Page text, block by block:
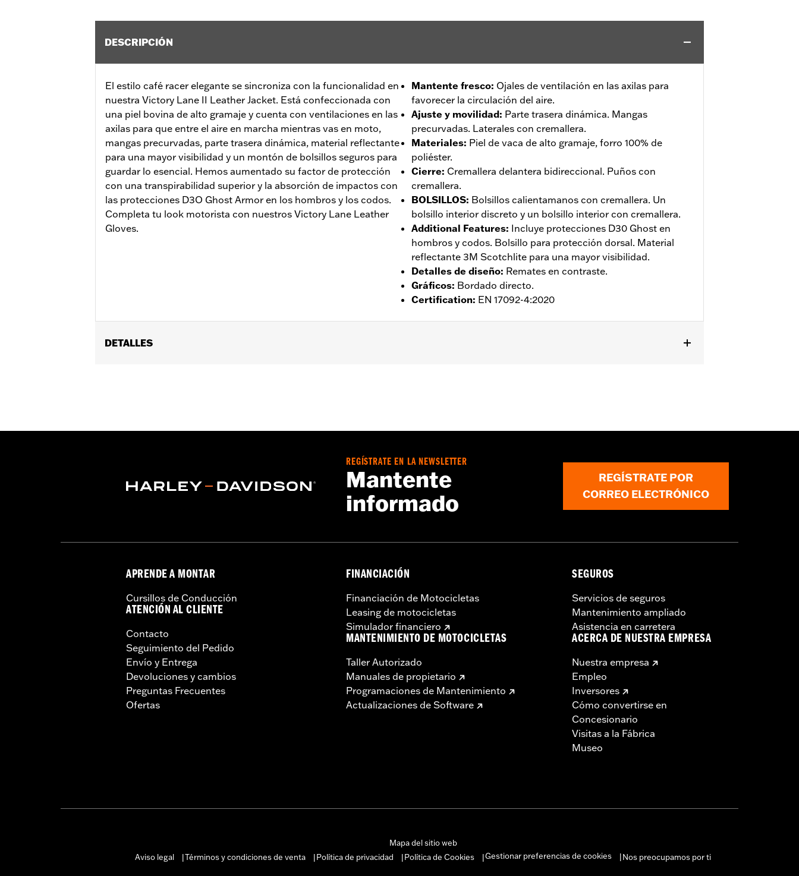
DESCRIPCIÓN
El estilo café racer elegante se sincroniza con la funcionalidad en
nuestra Victory Lane II Leather Jacket. Está confeccionada con
una piel bovina de alto gramaje y cuenta con ventilaciones en las
axilas para que entre el aire en marcha mientras vas en moto,
mangas precurvadas, parte trasera dinámica, material reflectante
para una mayor visibilidad y un montón de bolsillos seguros para
guardar lo esencial. Hemos aumentado su factor de protección
con una transpirabilidad superior y la absorción de impactos con
las protecciones D3O Ghost Armor en los hombros y los codos.
Completa tu look motorista con nuestros Victory Lane Leather
Gloves.
Mantente fresco: Ojales de ventilación en las axilas para
favorecer la circulación del aire.
Ajuste y movilidad: Parte trasera dinámica. Mangas
precurvadas. Laterales con cremallera.
Materiales: Piel de vaca de alto gramaje, forro 100% de
poliéster.
Cierre: Cremallera delantera bidireccional. Puños con
cremallera.
BOLSILLOS: Bolsillos calientamanos con cremallera. Un
bolsillo interior discreto y un bolsillo interior con cremallera.
Additional Features: Incluye protecciones D30 Ghost en
hombros y codos. Bolsillo para protección dorsal. Material
reflectante 3M Scotchlite para una mayor visibilidad.
Detalles de diseño: Remates en contraste.
Gráficos: Bordado directo.
Certification: EN 17092-4:2020
DETALLES
Jacket Style:Moto
REGÍSTRATE EN LA NEWSLETTER
Mantente
informado
REGÍSTRATE POR
CORREO ELECTRÓNICO
APRENDE A MONTAR
Cursillos de Conducción
ATENCIÓN AL CLIENTE
Contacto
Seguimiento del Pedido
Envío y Entrega
Devoluciones y cambios
Preguntas Frecuentes
Ofertas
FINANCIACIÓN
Financiación de Motocicletas
Leasing de motocicletas
Simulador financiero
MANTENIMIENTO DE MOTOCICLETAS
Taller Autorizado
Manuales de propietario
Programaciones de Mantenimiento
Actualizaciones de Software
SEGUROS
Servicios de seguros
Mantenimiento ampliado
Asistencia en carretera
ACERCA DE NUESTRA EMPRESA
Nuestra empresa
Empleo
Inversores
Cómo convertirse en
Concesionario
Visitas a la Fábrica
Museo
Mapa del sitio web
Aviso legal
Términos y condiciones de venta Política de privacidad Política de Cookies Gestionar preferencias de cookies Nos preocupamos por ti